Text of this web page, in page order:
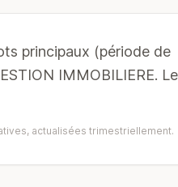
principaux (période de
IMMOBILIERE. Le
actualisées trimestriellement.